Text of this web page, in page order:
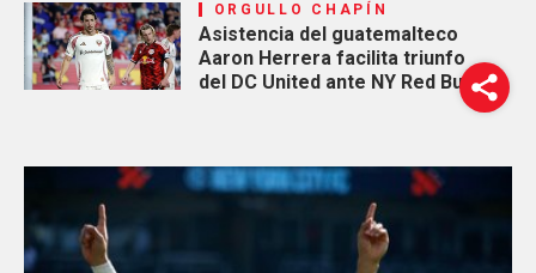
ORGULLO CHAPÍN
Asistencia del guatemalteco
Aaron Herrera facilita triunfo
del DC United ante NY Red Bulls